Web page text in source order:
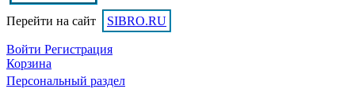
Перейти на сайт SIBRO.RU
Войти Регистрация
Корзина
Персональный раздел